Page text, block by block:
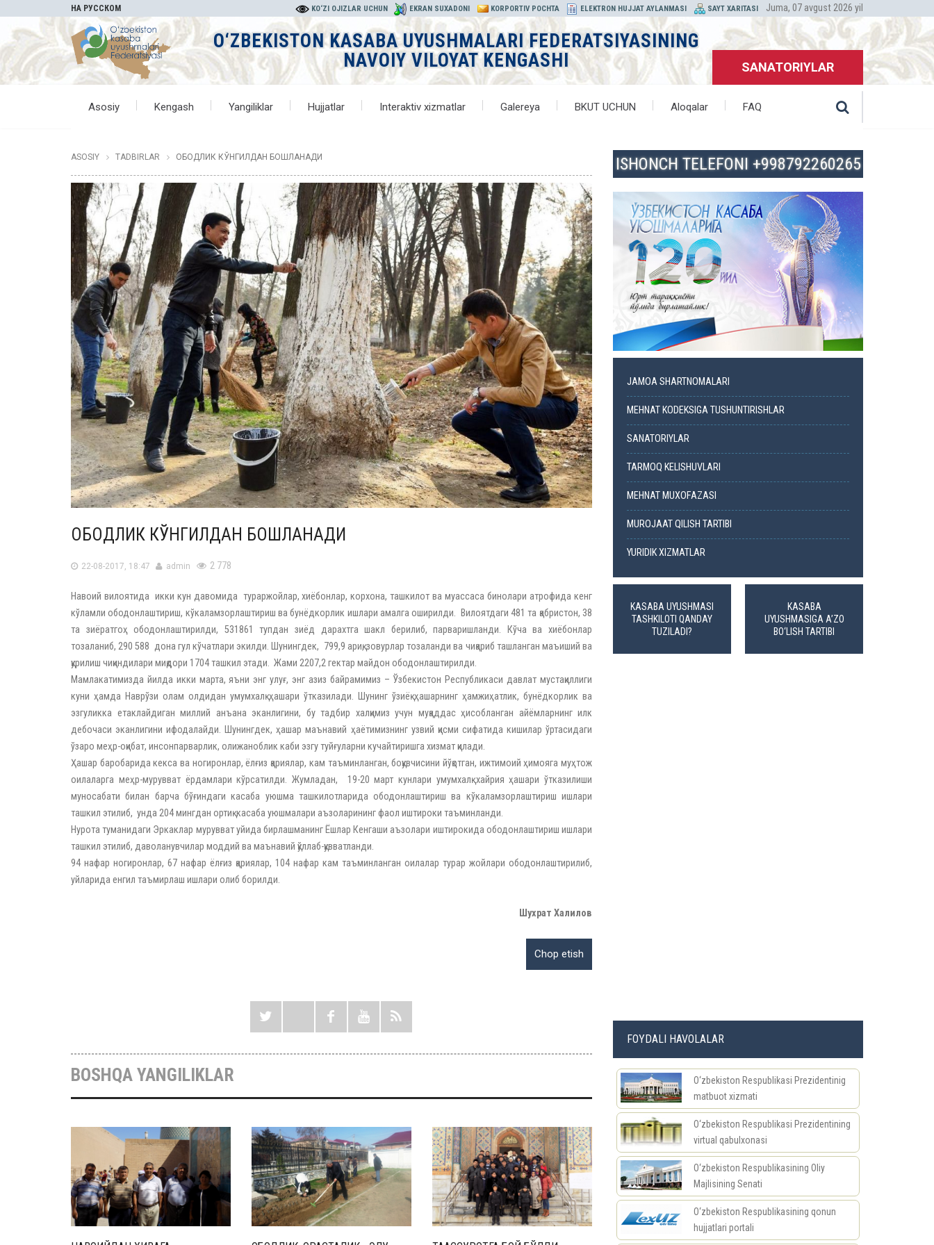
НА РУССКОМ KO‘ZI OJIZLAR UCHUN EKRAN SUXADONI KORPORTIV POCHTA ELEKTRON HUJJAT AYLANMASI SAYT XARITASI Juma, 07 avgust 2026 yil
O‘ZBEKISTON KASABA UYUSHMALARI FEDERATSIYASINING
NAVOIY VILOYAT KENGASHI
SANATORIYLAR
Asosiy Kengash Yangiliklar Hujjatlar Interaktiv xizmatlar Galereya BKUT UCHUN Aloqalar FAQ
ASOSIY TADBIRLAR ОБОДЛИК КЎНГИЛДАН БОШЛАНАДИ
ОБОДЛИК КЎНГИЛДАН БОШЛАНАДИ
22-08-2017, 18:47 admin 2 778
Навоий вилоятида икки кун давомида тураржойлар, хиёбонлар, корхона, ташкилот ва муассаса бинолари атрофида кенг
кўламли ободонлаштириш, кўкаламзорлаштириш ва бунёдкорлик ишлари амалга оширилди. Вилоятдаги 481 та қабристон, 38
та зиёратгоҳ ободонлаштирилди, 531861 тупдан зиёд дарахтга шакл берилиб, парваришланди. Кўча ва хиёбонлар
тозаланиб, 290 588 дона гул кўчатлари экилди. Шунингдек, 799,9 ариқ, зовурлар тозаланди ва чиқариб ташланган маъиший ва
қурилиш чиқиндилари миқдори 1704 ташкил этади. Жами 2207,2 гектар майдон ободонлаштирилди.
Мамлакатимизда йилда икки марта, яъни энг улуғ, энг азиз байрамимиз – Ўзбекистон Республикаси давлат мустақиллиги
куни ҳамда Наврўзи олам олдидан умумхалқ ҳашари ўтказилади. Шунинг ўзиёқ ҳашарнинг ҳамжиҳатлик, бунёдкорлик ва
эзгуликка етаклайдиган миллий анъана эканлигини, бу тадбир халқимиз учун муқаддас ҳисобланган айёмларнинг илк
дебочаси эканлигини ифодалайди. Шунингдек, ҳашар маънавий ҳаётимизнинг узвий қисми сифатида кишилар ўртасидаги
ўзаро меҳр-оқибат, инсонпарварлик, олижаноблик каби эзгу туйғуларни кучайтиришга хизмат қилади.
Ҳашар баробарида кекса ва ногиронлар, ёлғиз қариялар, кам таъминланган, боқувчисини йўқотган, ижтимоий ҳимояга муҳтож
оилаларга меҳр-мурувват ёрдамлари кўрсатилди. Жумладан, 19-20 март кунлари умумхалқ хайрия ҳашари ўтказилиши
муносабати билан барча бўғиндаги касаба уюшма ташкилотларида ободонлаштириш ва кўкаламзорлаштириш ишлари
ташкил этилиб, унда 204 мингдан ортиқ касаба уюшмалари аъзоларининг фаол иштироки таъминланди.
Нурота туманидаги Эркаклар мурувват уйида бирлашманинг Ёшлар Кенгаши аъзолари иштирокида ободонлаштириш ишлари
ташкил этилиб, даволанувчилар моддий ва маънавий қўллаб-қувватланди.
94 нафар ногиронлар, 67 нафар ёлғиз қариялар, 104 нафар кам таъминланган оилалар турар жойлари ободонлаштирилиб,
уйларида енгил таъмирлаш ишлари олиб борилди.
Шухрат Халилов
BOSHQA YANGILIKLAR
ISHONCH TELEFONI +998792260265
JAMOA SHARTNOMALARI
MEHNAT KODEKSIGA TUSHUNTIRISHLAR
SANATORIYLAR
TARMOQ KELISHUVLARI
MEHNAT MUXOFAZASI
MUROJAAT QILISH TARTIBI
YURIDIK XIZMATLAR
KASABA UYUSHMASI
TASHKILOTI QANDAY
TUZILADI?
KASABA
UYUSHMASIGA A’ZO
BO‘LISH TARTIBI
FOYDALI HAVOLALAR
O‘zbekiston Respublikasi Prezidentinig
matbuot xizmati
O‘zbekiston Respublikasi Prezidentining
virtual qabulxonasi
O‘zbekiston Respublikasining Oliy
Majlisining Senati
O‘zbekiston Respublikasining qonun
hujjatlari portali